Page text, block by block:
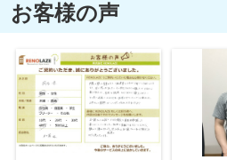
お客様の声